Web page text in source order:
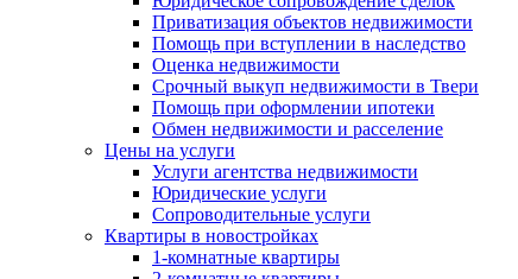
Приватизация объектов недвижимости
Помощь при вступлении в наследство
Оценка недвижимости
Срочный выкуп недвижимости в Твери
Помощь при оформлении ипотеки
Обмен недвижимости и расселение
Цены на услуги
Услуги агентства недвижимости
Юридические услуги
Сопроводительные услуги
Квартиры в новостройках
1-комнатные квартиры